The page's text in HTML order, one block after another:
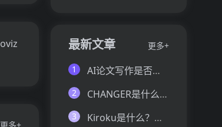
更多+
量，释放你的
Pi...
团队成员、对
话和工作流集
中在一个地
方,实现无缝
连接。主要功
能包括:组
最新文章 更多+
1 AI论文写作是否靠谱？这6款论文AI写作神器真的可以让你效率翻倍
2 CHANGER是什么？一文让你看懂CHANGER的技术原理、主要功能、应用场景
3 Kiroku是什么？一文让你看懂Kiroku的技术原理、主要功能、应用场景